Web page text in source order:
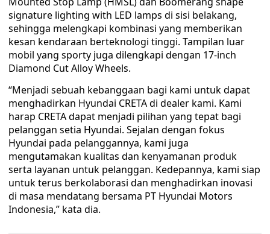
signature lighting with LED lamps di sisi belakang,
sehingga melengkapi kombinasi yang memberikan
kesan kendaraan berteknologi tinggi. Tampilan luar
mobil yang sporty juga dilengkapi dengan 17-inch
Diamond Cut Alloy Wheels.
“Menjadi sebuah kebanggaan bagi kami untuk dapat
menghadirkan Hyundai CRETA di dealer kami. Kami
harap CRETA dapat menjadi pilihan yang tepat bagi
pelanggan setia Hyundai. Sejalan dengan fokus
Hyundai pada pelanggannya, kami juga
mengutamakan kualitas dan kenyamanan produk
serta layanan untuk pelanggan. Kedepannya, kami siap
untuk terus berkolaborasi dan menghadirkan inovasi
di masa mendatang bersama PT Hyundai Motors
Indonesia,” kata dia.